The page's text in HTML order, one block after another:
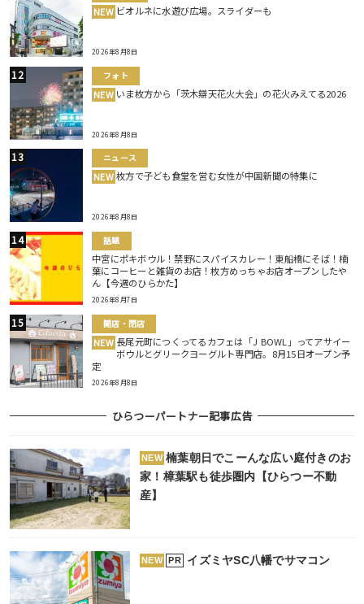
NEW ビオルネに水遊び広場。スライダーも
2026年8月8日
フォト
NEW いま枚方から「茨木辯天花火大会」の花火みえてる2026
2026年8月8日
ニュース
NEW 枚方で子ども食堂を営む女性が中国新聞の特集に
2026年8月8日
話題
中宮にポキボウル！禁野にスパイスカレー！東船橋にそば！楠
葉にコーヒーと雑貨のお店！枚方めっちゃお店オープンしたや
ん【今週のひらかた】
2026年8月7日
開店・閉店
NEW 長尾元町につくってるカフェは「J BOWL」ってアサイー
ボウルとグリークヨーグルト専門店。8月15日オープン予
定
2026年8月8日
ひらつーパートナー記事広告
NEW 楠葉朝日でこーんな広い庭付きのお
家！樟葉駅も徒歩圏内【ひらつー不動
産】
NEW PR イズミヤSC八幡でサマコン